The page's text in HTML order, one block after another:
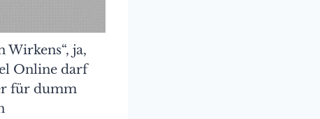
ja,
Online darf
für dumm